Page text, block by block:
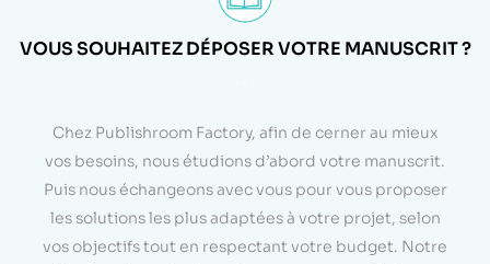
VOUS SOUHAITEZ DÉPOSER VOTRE MANUSCRIT ?
Chez Publishroom Factory, afin de cerner au mieux
vos besoins, nous étudions d’abord votre manuscrit.
Puis nous échangeons avec vous pour vous proposer
les solutions les plus adaptées à votre projet, selon
vos objectifs tout en respectant votre budget. Notre